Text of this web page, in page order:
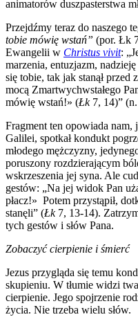
animatorów duszpasterstwa
Przejdźmy teraz do naszego
tobie mówię wstań” (por. Łk
Ewangelii w Christus vivit:
marzenia, entuzjazm,
się tobie, tak jak stanął przed
mocą Zmartwychwstałego
mówię wstań!» (Łk7, 14)”
Fragment ten opowiada nam,
Galilei, spotkał kondukt
młodego mężczyzny,
poruszony rozdzierającym
wskrzeszenia jej syna. Ale
gestów: „Na jej widok Pan
płacz!» Potem przystąpił,
stanęli” (Łk7, 13-14).
tych gestów i słów Pana.
Zobaczyć cierpienie i śmierć
Jezus przygląda się temu
skupieniu. W tłumie widzi
cierpienie. Jego spojrzenie
życia. Nie trzeba wielu słów.